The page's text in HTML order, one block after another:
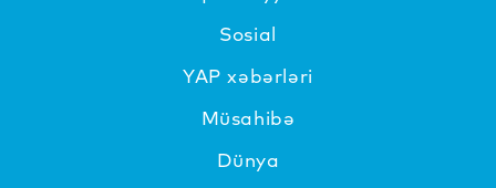
Sosial
YAP xəbərləri
Müsahibə
Dünya